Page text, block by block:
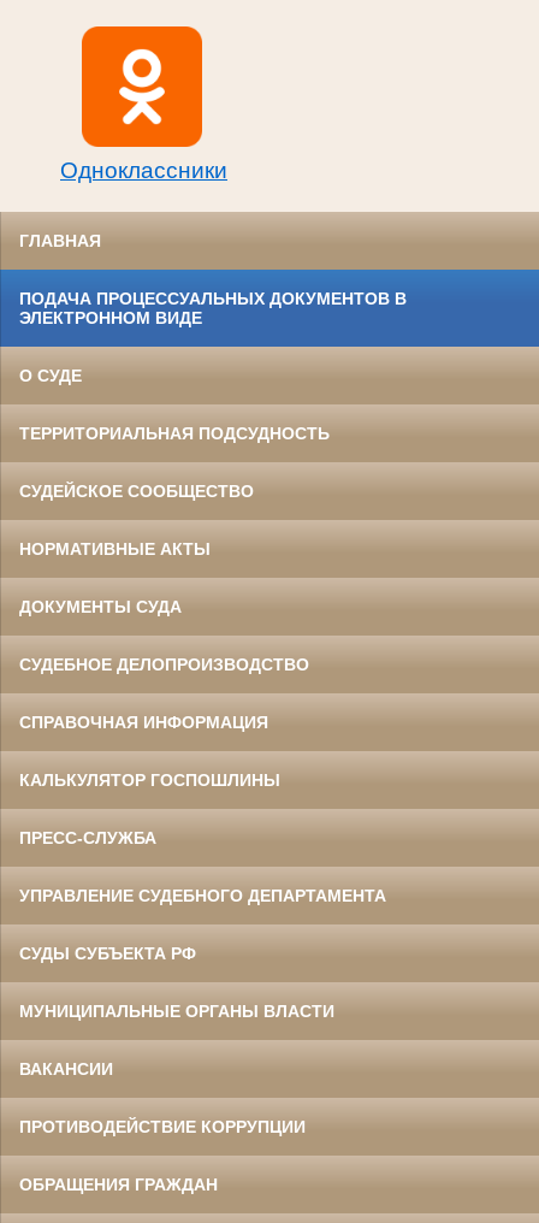
Одноклассники
ГЛАВНАЯ
ПОДАЧА ПРОЦЕССУАЛЬНЫХ ДОКУМЕНТОВ В
ЭЛЕКТРОННОМ ВИДЕ
О СУДЕ
ТЕРРИТОРИАЛЬНАЯ ПОДСУДНОСТЬ
СУДЕЙСКОЕ СООБЩЕСТВО
НОРМАТИВНЫЕ АКТЫ
ДОКУМЕНТЫ СУДА
СУДЕБНОЕ ДЕЛОПРОИЗВОДСТВО
СПРАВОЧНАЯ ИНФОРМАЦИЯ
КАЛЬКУЛЯТОР ГОСПОШЛИНЫ
ПРЕСС-СЛУЖБА
УПРАВЛЕНИЕ СУДЕБНОГО ДЕПАРТАМЕНТА
СУДЫ СУБЪЕКТА РФ
МУНИЦИПАЛЬНЫЕ ОРГАНЫ ВЛАСТИ
ВАКАНСИИ
ПРОТИВОДЕЙСТВИЕ КОРРУПЦИИ
ОБРАЩЕНИЯ ГРАЖДАН